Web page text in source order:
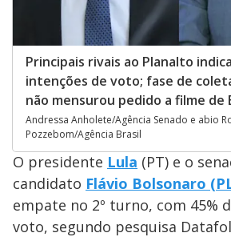
Principais rivais ao Planalto
intenções de voto; fase de
não mensurou pedido a filme de
Andressa Anholete/Agência Senado e abio
Pozzebom/Agência Brasil
O presidente Lula (PT) e o
candidato Flávio Bolsonaro
empate no 2º turno, com 45%
voto, segundo pesquisa